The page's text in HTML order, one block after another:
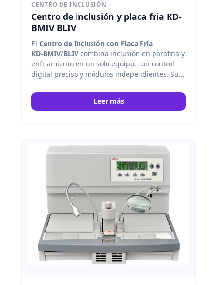
CENTRO DE INCLUSIÓN
Centro de inclusión y placa fria KD-
BMIV BLIV
El Centro de Inclusión con Placa Fría
KD‑BMIV/BLIV combina inclusión en parafina y
enfriamiento en un solo equipo, con control
digital preciso y módulos independientes. Su
parafina estable y diseño ergonómico
permiten un procesamiento seguro, rápido y
Leer más